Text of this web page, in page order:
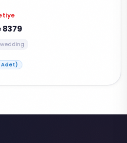
Adet)